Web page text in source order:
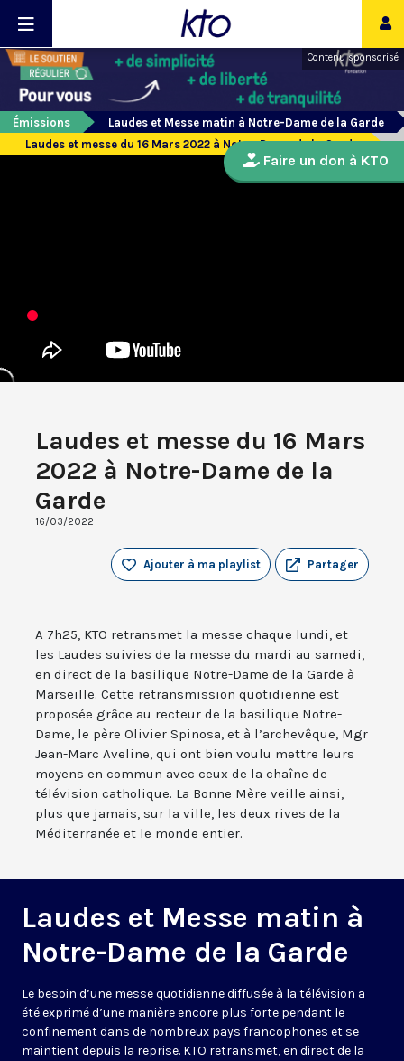
Contenu sponsorisé
Émissions
Laudes et Messe matin à Notre-Dame de la Garde
Laudes et messe du 16 Mars 2022 à Notre-Dame de la Garde
Laudes et messe du 16 Mars
2022 à Notre-Dame de la
Garde
16/03/2022
Partager
Ajouter à ma playlist
A 7h25, KTO retransmet la messe chaque lundi, et
les Laudes suivies de la messe du mardi au samedi,
en direct de la basilique Notre-Dame de la Garde à
Marseille. Cette retransmission quotidienne est
proposée grâce au recteur de la basilique Notre-
Dame, le père Olivier Spinosa, et à l’archevêque, Mgr
Jean-Marc Aveline, qui ont bien voulu mettre leurs
moyens en commun avec ceux de la chaîne de
télévision catholique. La Bonne Mère veille ainsi,
plus que jamais, sur la ville, les deux rives de la
Méditerranée et le monde entier.
Laudes et Messe matin à
Notre-Dame de la Garde
Le besoin d’une messe quotidienne diffusée à la télévision a
été exprimé d’une manière encore plus forte pendant le
confinement dans de nombreux pays francophones et se
maintient depuis la reprise. KTO retransmet, en direct de la
Faire un don à KTO